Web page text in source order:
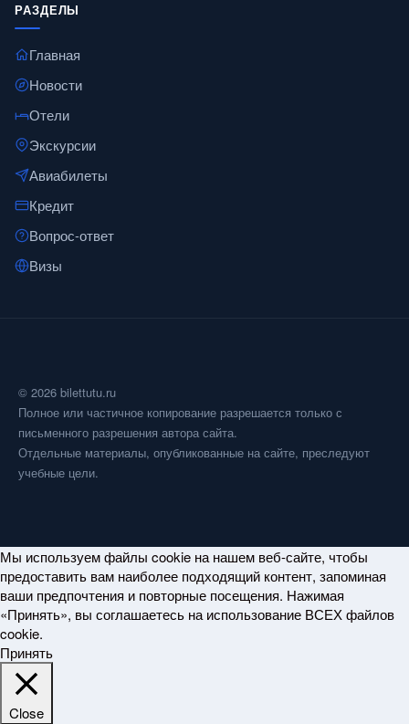
РАЗДЕЛЫ
Главная
Новости
Отели
Экскурсии
Авиабилеты
Кредит
Вопрос-ответ
Визы
© 2026 bilettutu.ru
Полное или частичное копирование разрешается только с
письменного разрешения автора сайта.
Отдельные материалы, опубликованные на сайте, преследуют
учебные цели.
Мы используем файлы cookie на нашем веб-сайте, чтобы
предоставить вам наиболее подходящий контент, запоминая
ваши предпочтения и повторные посещения. Нажимая
«Принять», вы соглашаетесь на использование ВСЕХ файлов
cookie.
Принять
Close